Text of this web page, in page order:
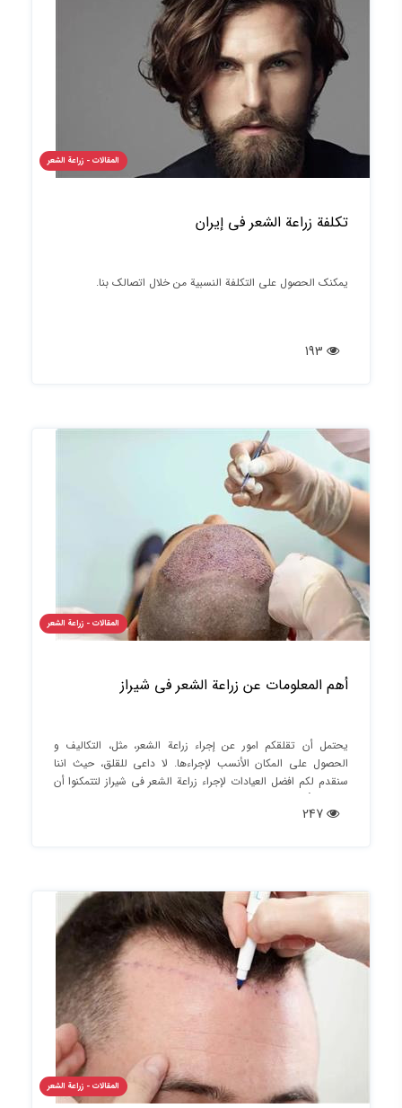
المقالات - زراعة الشعر
تكلفة زراعة الشعر في إيران
يمكنك الحصول على التكلفة النسبية من خلال اتصالك بنا.
المقالات - زراعة الشعر
أهم المعلومات عن زراعة الشعر في شيراز
يحتمل أن تقلقكم امور عن إجراء زراعة الشعر، مثل، التكاليف و
الحصول على المكان الأنسب لإجراءها. لا داعي للقلق، حيث اننا
سنقدم لكم افضل العيادات لإجراء زراعة الشعر في شیراز لتتمكنوا أن
تختارواالأفضل لكم.
المقالات - زراعة الشعر